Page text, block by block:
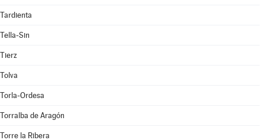
Tardienta
Tella-Sin
Tierz
Tolva
Torla-Ordesa
Torralba de Aragón
Torre la Ribera